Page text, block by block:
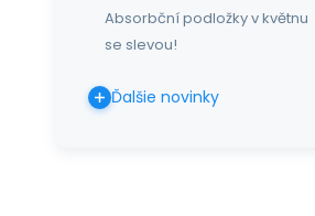
Absorbční podložky v květnu
se slevou!
Ďalšie novinky